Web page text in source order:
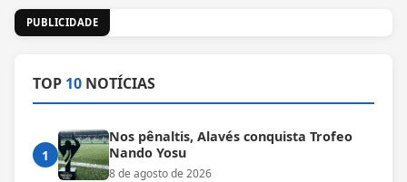
PUBLICIDADE
TOP 10 NOTÍCIAS
1
Nos pênaltis, Alavés conquista Trofeo
Nando Yosu
8 de agosto de 2026